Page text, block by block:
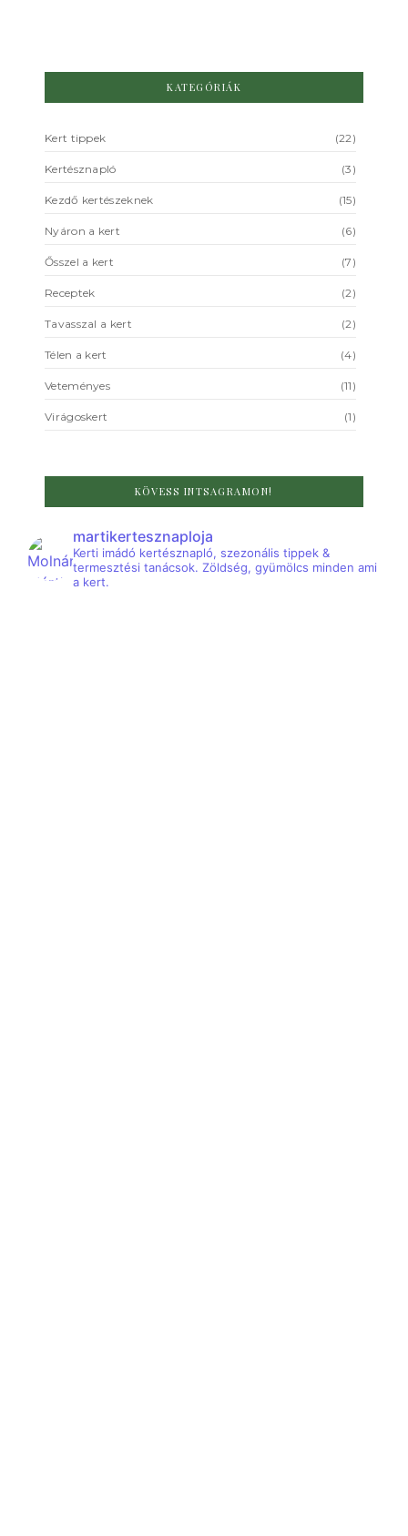
KATEGÓRIÁK
Kert tippek (22)
Kertésznapló (3)
Kezdő kertészeknek (15)
Nyáron a kert (6)
Ősszel a kert (7)
Receptek (2)
Tavasszal a kert (2)
Télen a kert (4)
Veteményes (11)
Virágoskert (1)
KÖVESS INTSAGRAMON!
martikertesznaploja
Kerti imádó kertésznapló, szezonális tippek &
termesztési tanácsok. Zöldség, gyümölcs minden ami
a kert.